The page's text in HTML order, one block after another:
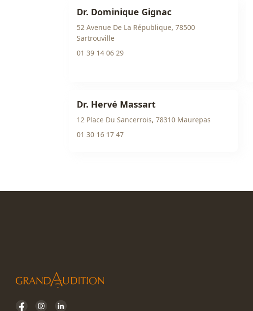
Dr. Dominique Gignac
52 Avenue De La République, 78500
Sartrouville
01 39 14 06 29
Dr. Hervé Massart
12 Place Du Sancerrois, 78310 Maurepas
01 30 16 17 47